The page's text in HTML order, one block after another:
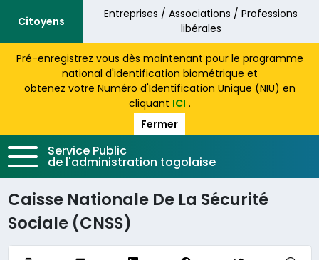
Aller au contenu principal
Citoyens
Entreprises / Associations / Professions
libérales
Pré-enregistrez vous dès maintenant pour le programme
national d'identification biométrique et
obtenez votre Numéro d'Identification Unique (NIU) en
cliquant ICI .
Fermer
Service Public
de l'administration togolaise
Caisse Nationale De La Sécurité
Sociale (CNSS)